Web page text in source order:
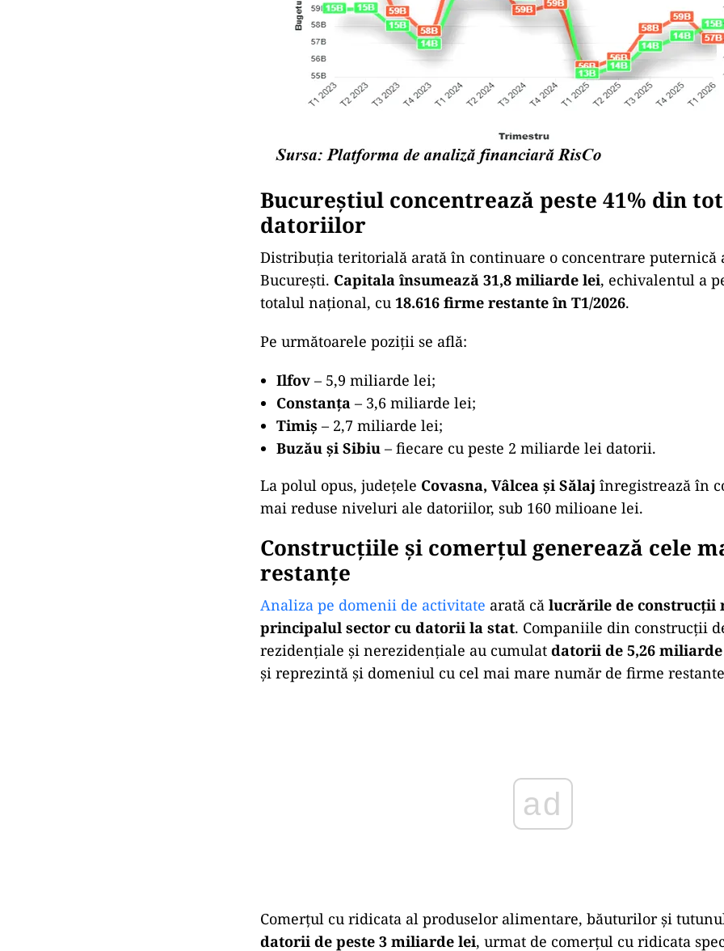
Bucureștiul concentrează peste 41% din
datoriilor
Distribuția teritorială arată în continuare o concentrare
București. Capitala însumează 31,8 miliarde lei, echivalentul a
totalul național, cu 18.616 firme restante în T1/2026.
Pe următoarele poziții se află:
Ilfov – 5,9 miliarde lei;
Constanța – 3,6 miliarde lei;
Timiș – 2,7 miliarde lei;
Buzău și Sibiu – fiecare cu peste 2 miliarde lei datorii.
La polul opus, județele Covasna, Vâlcea și Sălaj înregistrează în
mai reduse niveluri ale datoriilor, sub 160 milioane lei.
Construcțiile și comerțul generează cele
restanțe
Analiza pe domenii de activitate arată că lucrările de construcții
principalul sector cu datorii la stat. Companiile din construcții
rezidențiale și nerezidențiale au cumulat datorii de 5,26 miliarde
și reprezintă și domeniul cu cel mai mare număr de firme
ad
Comerțul cu ridicata al produselor alimentare, băuturilor și
datorii de peste 3 miliarde lei, urmat de comerțul cu ridicata